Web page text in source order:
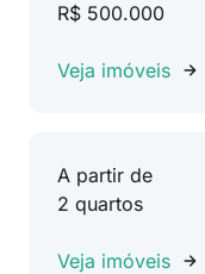
R$ 500.000
Veja imóveis
A partir de
2 quartos
Veja imóveis